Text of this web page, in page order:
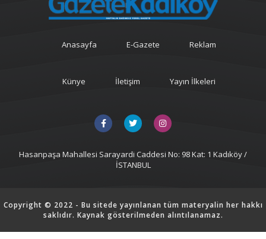
Anasayfa E-Gazete Reklam
Künye İletişim Yayın İlkeleri
Hasanpaşa Mahallesi Sarayardi Caddesi No: 98 Kat: 1 Kadıköy /
İSTANBUL
Copyright © 2022 - Bu sitede yayınlanan tüm materyalin her hakkı
saklıdır. Kaynak gösterilmeden alıntılanamaz.